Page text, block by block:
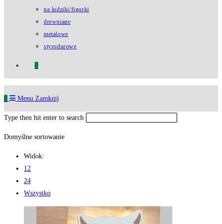
na ludziki/figurki
drewniane
metalowe
styrodurowe
0
0 Menu Zamknij
Type then hit enter to search
Domyślne sortowanie
Widok:
12
24
Wszystko